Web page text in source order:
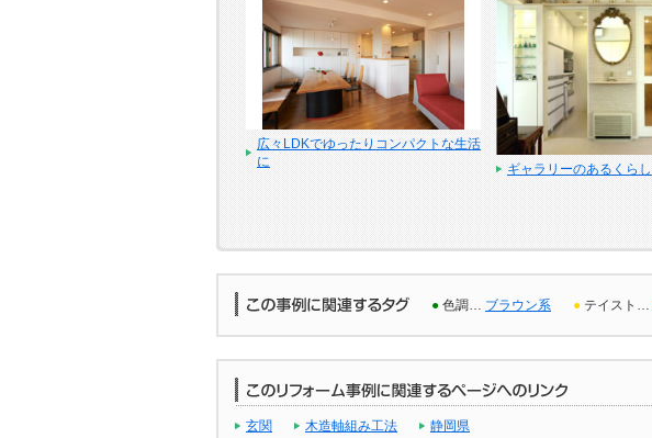
広々LDKでゆったりコンパクトな生活
に
ギャラリーのあるくらし
● 色調… ブラウン系 ● テイスト…
玄関 木造軸組み工法 静岡県